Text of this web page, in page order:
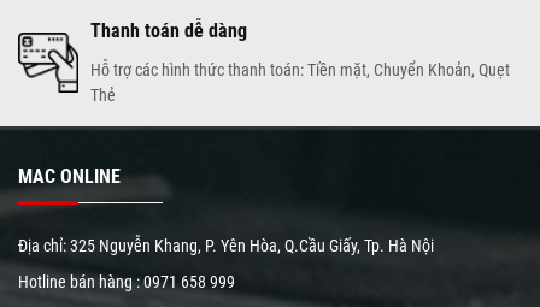
Thanh toán dễ dàng
Hỗ trợ các hình thức thanh toán: Tiền mặt, Chuyển Khoản, Quẹt
Thẻ
MAC ONLINE
Địa chỉ: 325 Nguyễn Khang, P. Yên Hòa, Q.Cầu Giấy, Tp. Hà Nội
Hotline bán hàng :0971 658 999